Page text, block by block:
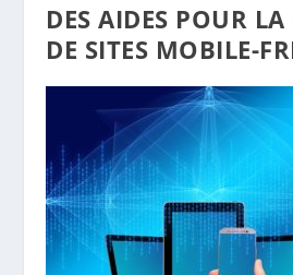
DES AIDES POUR
DE SITES MOBILE-